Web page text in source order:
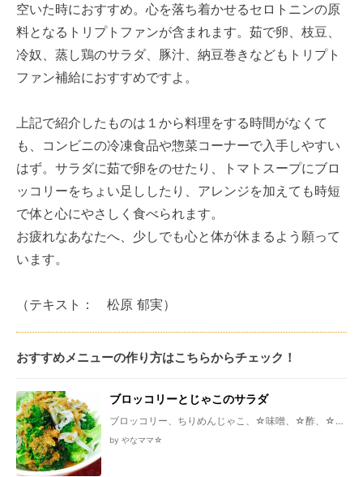
空いた時におすすめ。心を落ち着かせるセロトニンの原
料となるトリプトファンが含まれます。茹で卵、枝豆、
冷奴、蒸し鶏のサラダ、豚汁、納豆巻きなどもトリプト
ファン補給におすすめですよ。
上記で紹介したものは１から料理をする時間がなくて
も、コンビニの冷凍食品や惣菜コーナーで入手しやすい
はず。サラダに茹で卵をのせたり、トマトスープにブロ
ッコリーをちょい足ししたり、アレンジを加えても時短
で体と心にやさしく食べられます。
お疲れなあなたへ、少しでも心と体が休まるよう願って
います。
（テキスト： 松原 郁実）
おすすめメニューの作り方はこちらからチェック！
ブロッコリーとじゃこのサラダ
ブロッコリー、ちりめんじゃこ、☆味噌、☆酢、☆オ
by やなママ☆